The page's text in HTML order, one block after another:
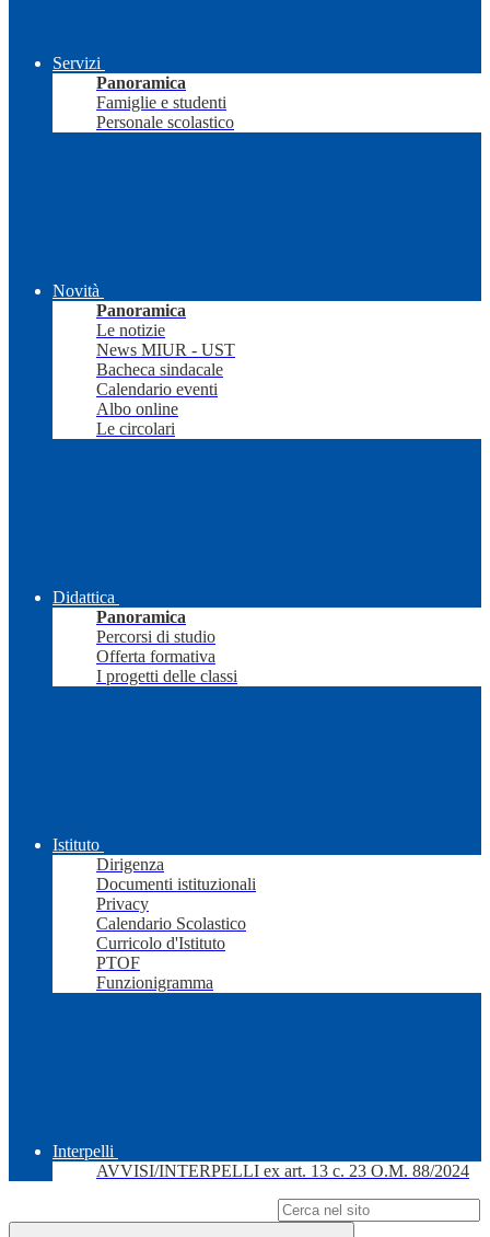
Servizi
Panoramica
Famiglie e studenti
Personale scolastico
Novità
Panoramica
Le notizie
News MIUR - UST
Bacheca sindacale
Calendario eventi
Albo online
Le circolari
Didattica
Panoramica
Percorsi di studio
Offerta formativa
I progetti delle classi
Istituto
Dirigenza
Documenti istituzionali
Privacy
Calendario Scolastico
Curricolo d'Istituto
PTOF
Funzionigramma
Interpelli
AVVISI/INTERPELLI ex art. 13 c. 23 O.M. 88/2024